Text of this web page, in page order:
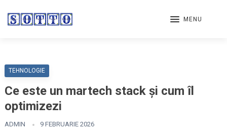
MENU
TEHNOLOGIE
Ce este un martech stack și cum îl
optimizezi
ADMIN 9 FEBRUARIE 2026